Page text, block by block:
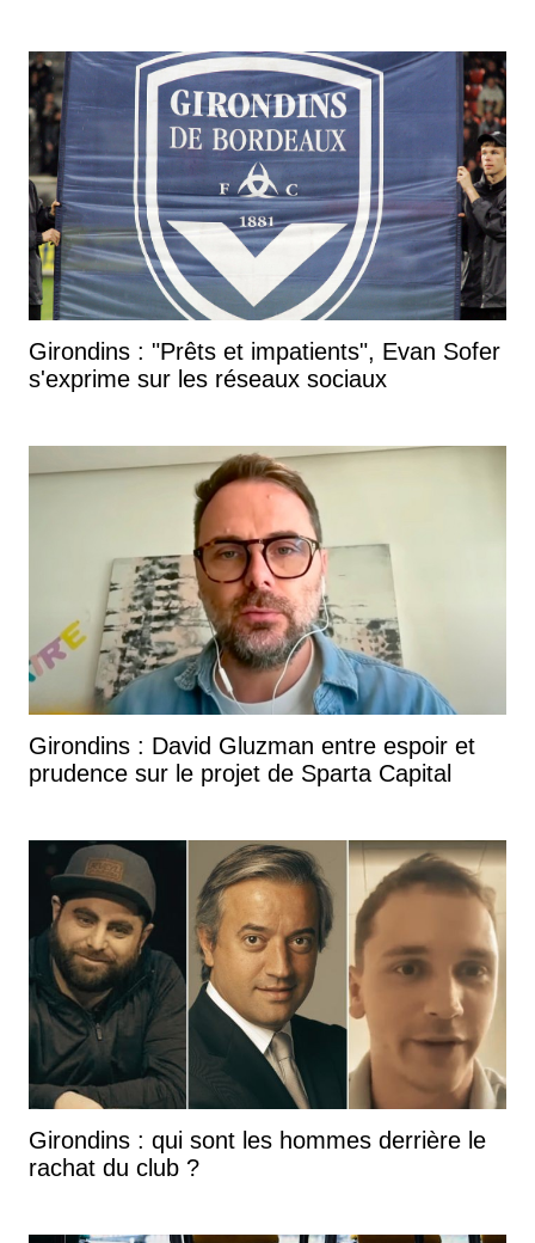
Girondins : "Prêts et impatients", Evan Sofer
s'exprime sur les réseaux sociaux
Girondins : David Gluzman entre espoir et
prudence sur le projet de Sparta Capital
Girondins : qui sont les hommes derrière le
rachat du club ?